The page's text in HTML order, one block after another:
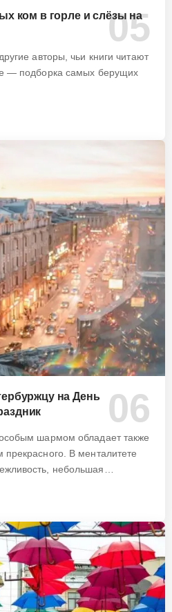
ком в горле и слёзы на
авторы, чьи книги читают
— подборка самых берущих
на День
шармом обладает также
В менталитете
небольшая…